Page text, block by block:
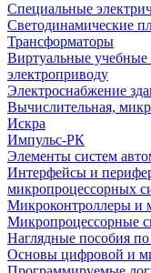
Специальные
Светодинамические
Трансформаторы
Виртуальные
электроприводу
Электроснабжение
Вычислительная,
Искра
Импульс-РК
Элементы систем
Интерфейсы и
микропроцессорных
Микроконтроллеры и
Микропроцессорные
Наглядные пособия
Основы цифровой и